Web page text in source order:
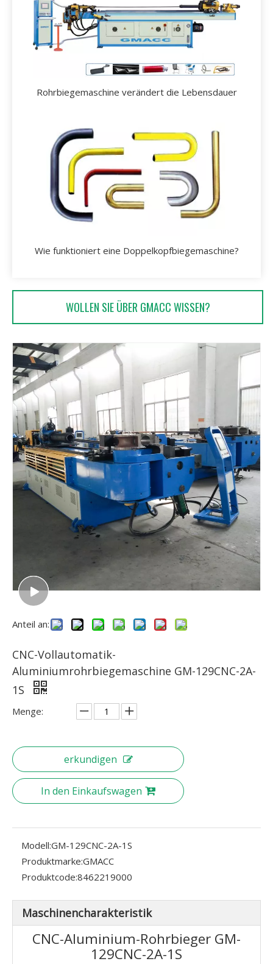
Rohrbiegemaschine verändert die Lebensdauer
Wie funktioniert eine Doppelkopfbiegemaschine?
WOLLEN SIE ÜBER GMACC WISSEN?
Anteil an:
CNC-Vollautomatik-
Aluminiumrohrbiegemaschine GM-129CNC-2A-
1S
Menge:
erkundigen
In den Einkaufswagen
Modell:GM-129CNC-2A-1S
Produktmarke:GMACC
Produktcode:8462219000
Maschinencharakteristik
CNC-Aluminium-Rohrbieger GM-
129CNC-2A-1S